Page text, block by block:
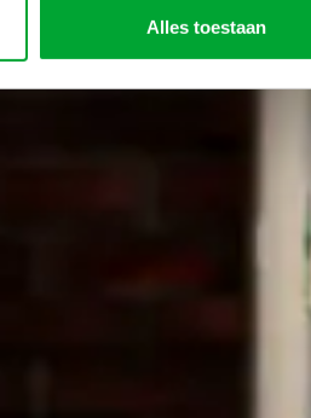
Alles toestaan